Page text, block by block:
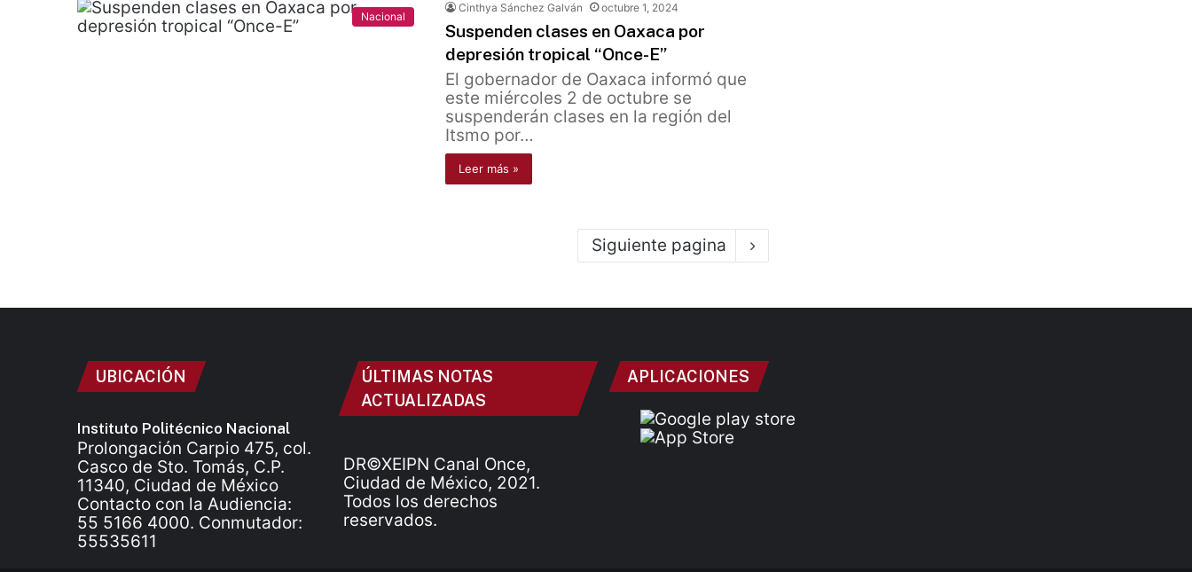
Nacional
Cinthya Sánchez Galván octubre 1, 2024
Suspenden clases en Oaxaca por
depresión tropical “Once-E”
El gobernador de Oaxaca informó que
este miércoles 2 de octubre se
suspenderán clases en la región del
Itsmo por…
Leer más »
Siguiente pagina
UBICACIÓN
Instituto Politécnico Nacional
Prolongación Carpio 475, col.
Casco de Sto. Tomás, C.P.
11340, Ciudad de México
Contacto con la Audiencia:
55 5166 4000. Conmutador:
55535611
ÚLTIMAS NOTAS
ACTUALIZADAS
DR©XEIPN Canal Once,
Ciudad de México, 2021.
Todos los derechos
reservados.
APLICACIONES